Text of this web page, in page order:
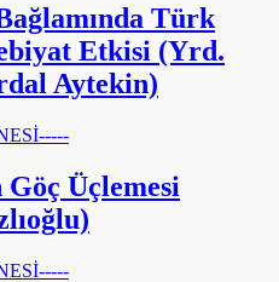
Türk
Etkisi (Yrd.
Aytekin)
Üçlemesi